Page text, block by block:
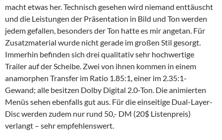
macht etwas her. Technisch gesehen wird niemand enttäuscht
und die Leistungen der Präsentation in Bild und Ton werden
jedem gefallen, besonders der Ton hatte es mir angetan. Für
Zusatzmaterial wurde nicht gerade im großen Stil gesorgt.
Immerhin befinden sich drei qualitativ sehr hochwertige
Trailer auf der Scheibe. Zwei von ihnen kommen in einem
anamorphen Transfer im Ratio 1.85:1, einer im 2.35:1-
Gewand; alle besitzen Dolby Digital 2.0-Ton. Die animierten
Menüs sehen ebenfalls gut aus. Für die einseitige Dual-Layer-
Disc werden zudem nur rund 50,- DM (20$ Listenpreis)
verlangt – sehr empfehlenswert.